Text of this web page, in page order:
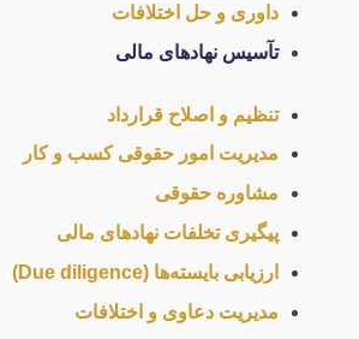
داوری و حل اختلافات
تآسیس نهادهای مالی
تنظیم و اصلاح قرارداد
مدیریت امور حقوقی کسب و کار
مشاوره حقوقی
پیگیری تخلفات نهادهای مالی
ارزیابی بایسته‌ها (Due diligence)
مدیریت دعاوی و اختلافات